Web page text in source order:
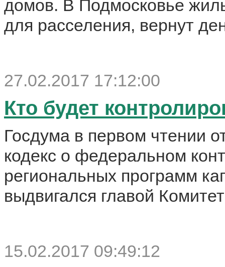
домов. В Подмосковье
для расселения, вернут
27.02.2017 17:12:00
Кто будет
Госдума в первом чтении
кодекс о федеральном
региональных программ
выдвигался главой
15.02.2017 09:49:12